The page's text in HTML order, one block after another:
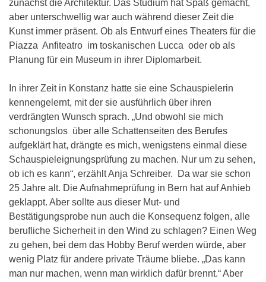
zunächst die Architektur. Das Studium hat Spaß gemacht,
aber unterschwellig war auch während dieser Zeit die
Kunst immer präsent. Ob als Entwurf eines Theaters für die
Piazza Anfiteatro im toskanischen Lucca oder ob als
Planung für ein Museum in ihrer Diplomarbeit.
In ihrer Zeit in Konstanz hatte sie eine Schauspielerin
kennengelernt, mit der sie ausführlich über ihren
verdrängten Wunsch sprach. „Und obwohl sie mich
schonungslos über alle Schattenseiten des Berufes
aufgeklärt hat, drängte es mich, wenigstens einmal diese
Schauspieleignungsprüfung zu machen. Nur um zu sehen,
ob ich es kann“, erzählt Anja Schreiber. Da war sie schon
25 Jahre alt. Die Aufnahmeprüfung in Bern hat auf Anhieb
geklappt. Aber sollte aus dieser Mut- und
Bestätigungsprobe nun auch die Konsequenz folgen, alle
berufliche Sicherheit in den Wind zu schlagen? Einen Weg
zu gehen, bei dem das Hobby Beruf werden würde, aber
wenig Platz für andere private Träume bliebe. „Das kann
man nur machen, wenn man wirklich dafür brennt.“ Aber